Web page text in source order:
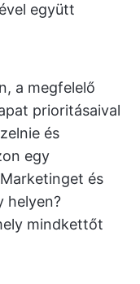
együtt
a megfelelő
prioritásaival
és
egy
és
helyen?
mindkettőt